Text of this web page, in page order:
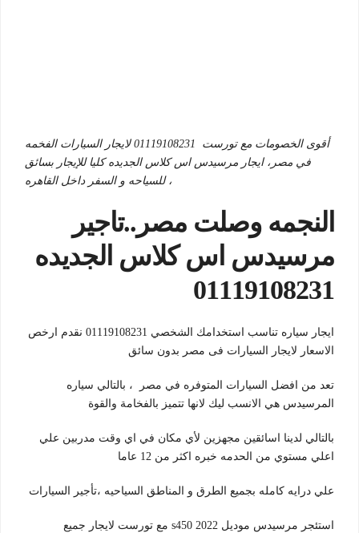
أقوى الخصومات مع تورست 01119108231 لايجار السيارات الفخمه
في مصر، ايجار مرسيدس اس كلاس الجديده كليا للإيجار بسائق
للسياحه و السفر داخل القاهره ،
النجمه وصلت مصر..تاجير
مرسيدس اس كلاس الجديده
01119108231
ايجار سياره تناسب استخدامك الشخصي 01119108231 نقدم ارخص
الاسعار لايجار السيارات فى مصر بدون سائق
تعد من افضل السيارات المتوفره في مصر ، بالتالي سياره
المرسيدس هي الانسب ليك لانها تتميز بالفخامة والقوة
بالتالي لدينا اسائقين مجهزين لأي مكان في اي وقت مدربين علي
اعلي مستوي من الحدمه خبره اكثر من 12 عاما
علي درايه كامله بجميع الطرق و المناطق السياحيه ،تأجير السيارات
استئجر مرسيدس موديل s450 2022 مع تورست لايجار جميع